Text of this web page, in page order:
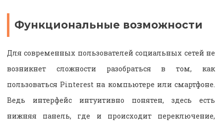
Функциональные возможности
Для современных пользователей социальных сетей не
возникнет сложности разобраться в том, как
пользоваться Pinterest на компьютере или смартфоне.
Ведь интерфейс интуитивно понятен, здесь есть
нижняя панель, где и происходит переключение,